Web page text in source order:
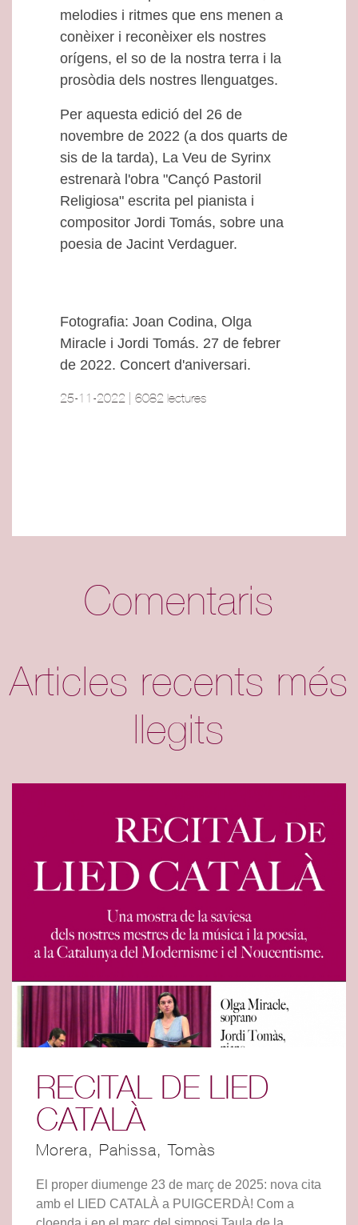
melodies i ritmes que ens menen a
conèixer i reconèixer els nostres
orígens, el so de la nostra terra i la
prosòdia dels nostres llenguatges.
Per aquesta edició del 26 de
novembre de 2022 (a dos quarts de
sis de la tarda), La Veu de Syrinx
estrenarà l'obra "Cançó Pastoril
Religiosa" escrita pel pianista i
compositor Jordi Tomás, sobre una
poesia de Jacint Verdaguer.
Fotografia: Joan Codina, Olga
Miracle i Jordi Tomás. 27 de febrer
de 2022. Concert d'aniversari.
25-11-2022 | 6082 lectures
Comentaris
Articles recents més
llegits
RECITAL DE LIED
CATALÀ
Morera, Pahissa, Tomàs
El proper diumenge 23 de març de 2025: nova cita
amb el LIED CATALÀ a PUIGCERDÀ! Com a